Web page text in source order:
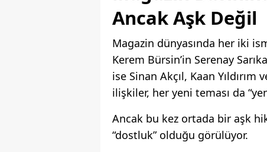
Ancak Aşk Değil
Magazin dünyasında her iki
Kerem Bürsin’in Serenay
ise Sinan Akçıl, Kaan
ilişkiler, her yeni teması da
Ancak bu kez ortada bir aşk
“dostluk” olduğu görülüyor.